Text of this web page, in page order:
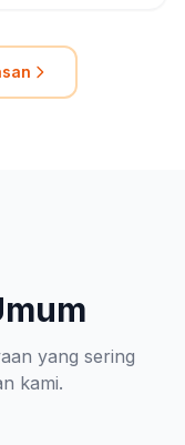
yang sering
kami.